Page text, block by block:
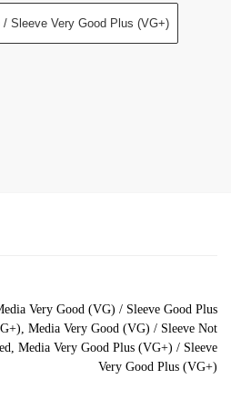
Sleeve Very Good Plus (VG+)
Very Good (VG) / Sleeve Good Plus
Media Very Good (VG) / Sleeve Not
Media Very Good Plus (VG+) / Sleeve
Very Good Plus (VG+)